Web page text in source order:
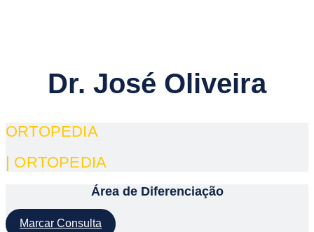
Dr. José Oliveira
ORTOPEDIA
| ORTOPEDIA
Área de Diferenciação
Marcar Consulta